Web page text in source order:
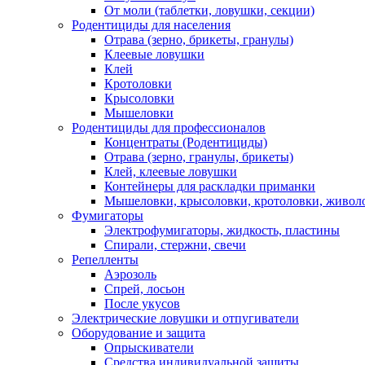
От моли (таблетки, ловушки, секции)
Родентициды для населения
Отрава (зерно, брикеты, гранулы)
Клеевые ловушки
Клей
Кротоловки
Крысоловки
Мышеловки
Родентициды для профессионалов
Концентраты (Родентициды)
Отрава (зерно, гранулы, брикеты)
Клей, клеевые ловушки
Контейнеры для раскладки приманки
Мышеловки, крысоловки, кротоловки,
Фумигаторы
Электрофумигаторы, жидкость, пластины
Спирали, стержни, свечи
Репелленты
Аэрозоль
Спрей, лосьон
После укусов
Электрические ловушки и отпугиватели
Оборудование и защита
Опрыскиватели
Средства индивидуальной защиты